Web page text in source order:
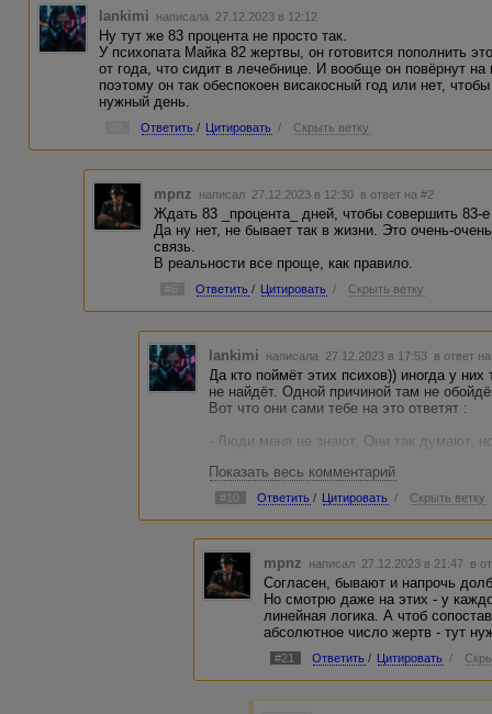
lankimi написала 27.12.2023 в 12:12
Ну тут же 83 процента не просто так.
У психопата Майка 82 жертвы, он готовится пополнить
от года, что сидит в лечебнице. И вообще он повёрнут
поэтому он так обеспокоен висакосный год или нет,
нужный день.
Ответить / Цитировать / Скрыть ветку
mpnz написал 27.12.2023 в 12:30 в ответ на #2
Ждать 83 _процента_ дней, чтобы совершить 83-
Да ну нет, не бывает так в жизни. Это очень-
связь.
В реальности все проще, как правило.
Ответить / Цитировать / Скрыть ветку
lankimi написала 27.12.2023 в 17:53 в ответ
Да кто поймёт этих психов)) иногда у
не найдёт. Одной причиной там не
Вот что они сами тебе на это ответят :
- Люди меня не знают. Они так думают,
- Они меня не понимают. Как и
выше твоего опыта. Я выше добра и
- Я не сумасшедший, я просто
(Альберт Фиш)
- Каждый играет свою роль, и никто не
(Ричард Рамирес)
- Я не люблю понедельники, я просто
дня. У меня нет другой причины, это
Риджуэй)
Показать весь комментарий
#10 Ответить / Цитировать / Скрыть ветку
mpnz написал 27.12.2023 в 21:47 в
Согласен, бывают и напрочь
Но смотрю даже на этих - у
линейная логика. А чтоб
абсолютное число жертв - тут
#21 Ответить / Цитировать /